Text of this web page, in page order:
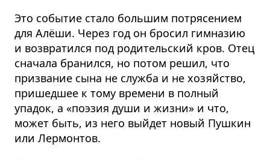
Это событие стало большим потрясением
для Алёши. Через год он бросил гимназию
и возвратился под родительский кров. Отец
сначала бранился, но потом решил, что
призвание сына не служба и не хозяйство,
пришедшее к тому времени в полный
упадок, а «поэзия души и жизни» и что,
может быть, из него выйдет новый Пушкин
или Лермонтов.